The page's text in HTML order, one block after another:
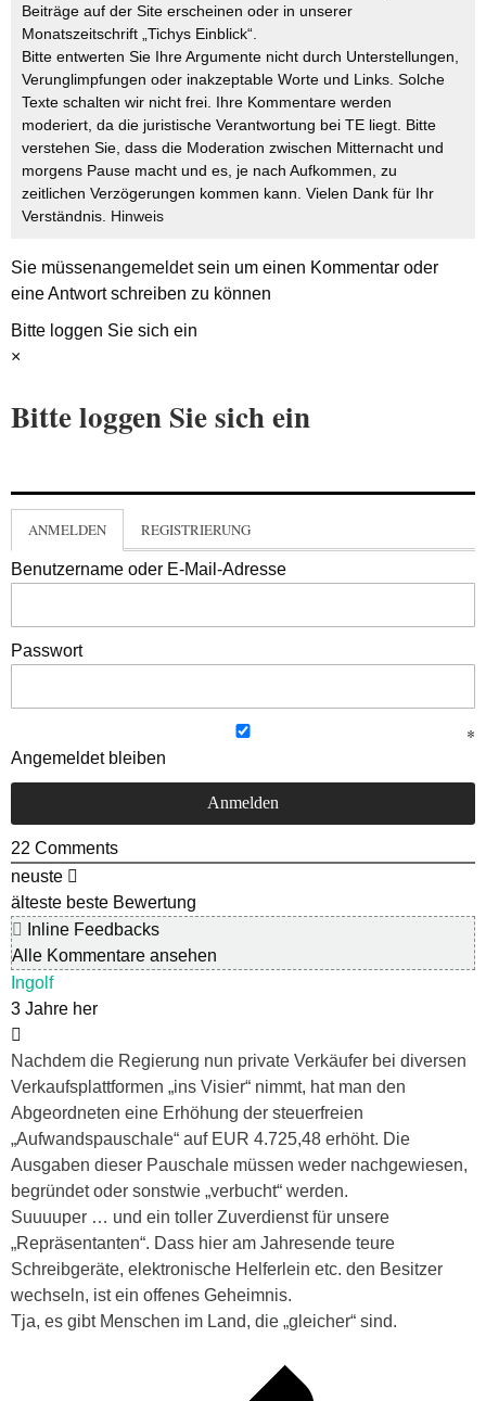
Beiträge auf der Site erscheinen oder in unserer
Monatszeitschrift „Tichys Einblick“.
Bitte entwerten Sie Ihre Argumente nicht durch Unterstellungen,
Verunglimpfungen oder inakzeptable Worte und Links. Solche
Texte schalten wir nicht frei. Ihre Kommentare werden
moderiert, da die juristische Verantwortung bei TE liegt. Bitte
verstehen Sie, dass die Moderation zwischen Mitternacht und
morgens Pause macht und es, je nach Aufkommen, zu
zeitlichen Verzögerungen kommen kann. Vielen Dank für Ihr
Verständnis. Hinweis
Sie müssenangemeldetsein um einen Kommentar oder
eine Antwort schreiben zu können
Bitte loggen Sie sich ein
×
Bitte loggen Sie sich ein
ANMELDEN REGISTRIERUNG
Benutzername oder E-Mail-Adresse
Passwort
Angemeldet bleiben
22 Comments
neuste
älteste beste Bewertung
Inline Feedbacks
Alle Kommentare ansehen
Ingolf
3 Jahre her
Nachdem die Regierung nun private Verkäufer bei diversen
Verkaufsplattformen „ins Visier“ nimmt, hat man den
Abgeordneten eine Erhöhung der steuerfreien
„Aufwandspauschale“ auf EUR 4.725,48 erhöht. Die
Ausgaben dieser Pauschale müssen weder nachgewiesen,
begründet oder sonstwie „verbucht“ werden.
Suuuuper … und ein toller Zuverdienst für unsere
„Repräsentanten“. Dass hier am Jahresende teure
Schreibgeräte, elektronische Helferlein etc. den Besitzer
wechseln, ist ein offenes Geheimnis.
Tja, es gibt Menschen im Land, die „gleicher“ sind.